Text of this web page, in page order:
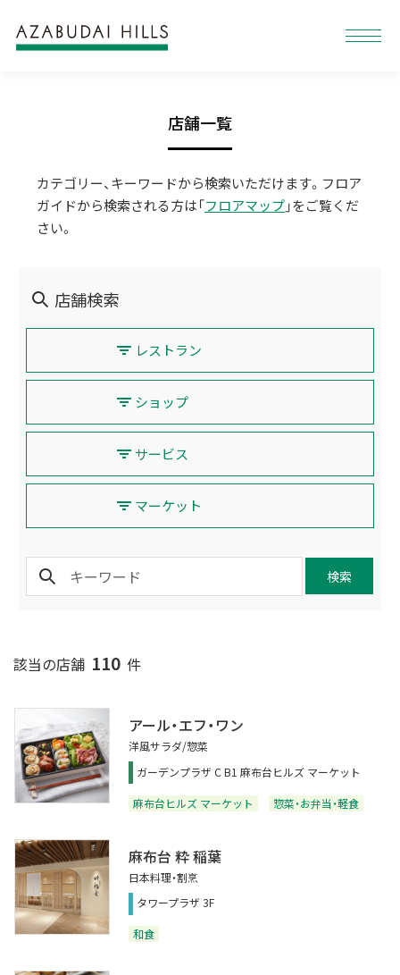
店舗一覧
カテゴリー、キーワードから検索いただけます。フロア
ガイドから検索される方は「フロアマップ」をご覧くだ
さい。
店舗検索
レストラン
ショップ
サービス
マーケット
検索
該当の店舗 110 件
アール・エフ・ワン
洋風サラダ/惣菜
ガーデンプラザ C B1 麻布台ヒルズ マーケット
麻布台ヒルズ マーケット 惣菜・お弁当・軽食
麻布台 粋 稲葉
日本料理・割烹
タワープラザ 3F
和食